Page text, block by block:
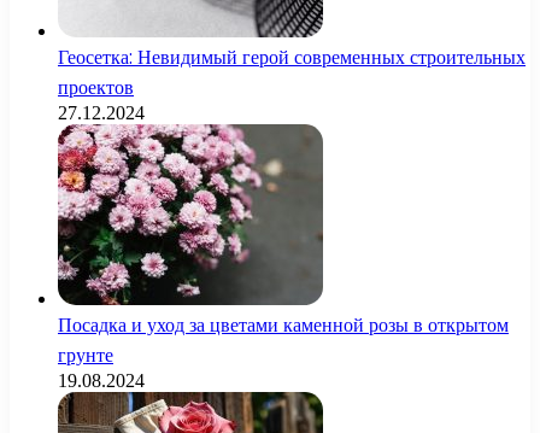
Геосетка: Невидимый герой современных строительных
проектов
27.12.2024
Посадка и уход за цветами каменной розы в открытом
грунте
19.08.2024